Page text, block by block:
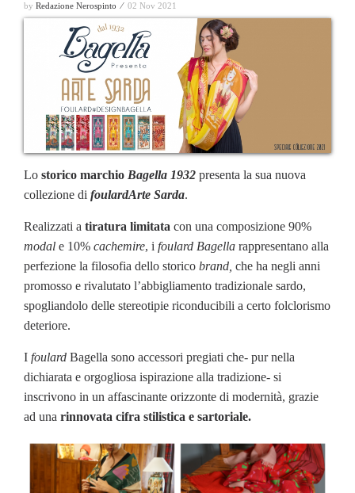
by Redazione Nerospinto ⁄ 02 Nov 2021
Lo storico marchio Bagella 1932 presenta la sua nuova
collezione di foulardArte Sarda.
Realizzati a tiratura limitata con una composizione 90%
modal e 10% cachemire, i foulard Bagella rappresentano alla
perfezione la filosofia dello storico brand, che ha negli anni
promosso e rivalutato l’abbigliamento tradizionale sardo,
spogliandolo delle stereotipie riconducibili a certo folclorismo
deteriore.
I foulard Bagella sono accessori pregiati che- pur nella
dichiarata e orgogliosa ispirazione alla tradizione- si
inscrivono in un affascinante orizzonte di modernità, grazie
ad una rinnovata cifra stilistica e sartoriale.